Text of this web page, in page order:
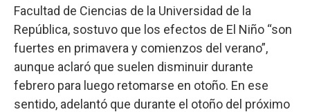
Facultad de Ciencias de la Universidad de la
República, sostuvo que los efectos de El Niño “son
fuertes en primavera y comienzos del verano”,
aunque aclaró que suelen disminuir durante
febrero para luego retomarse en otoño. En ese
sentido, adelantó que durante el otoño del próximo